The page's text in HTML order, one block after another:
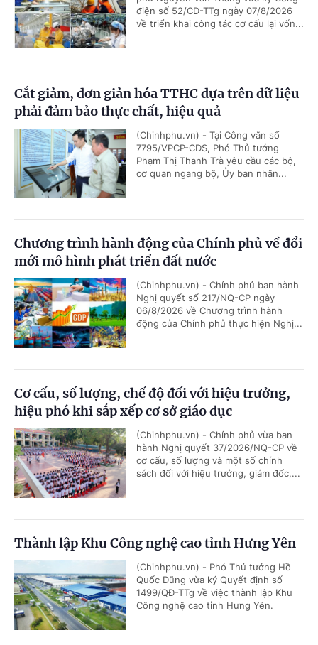
điện số 52/CĐ-TTg ngày 07/8/2026
về triển khai công tác cơ cấu lại vốn...
Cắt giảm, đơn giản hóa TTHC dựa trên dữ liệu
phải đảm bảo thực chất, hiệu quả
(Chinhphu.vn) - Tại Công văn số
7795/VPCP-CĐS, Phó Thủ tướng
Phạm Thị Thanh Trà yêu cầu các bộ,
cơ quan ngang bộ, Ủy ban nhân...
Chương trình hành động của Chính phủ về đổi
mới mô hình phát triển đất nước
(Chinhphu.vn) - Chính phủ ban hành
Nghị quyết số 217/NQ-CP ngày
06/8/2026 về Chương trình hành
động của Chính phủ thực hiện Nghị...
Cơ cấu, số lượng, chế độ đối với hiệu trưởng,
hiệu phó khi sắp xếp cơ sở giáo dục
(Chinhphu.vn) - Chính phủ vừa ban
hành Nghị quyết 37/2026/NQ-CP về
cơ cấu, số lượng và một số chính
sách đối với hiệu trưởng, giám đốc,...
Thành lập Khu Công nghệ cao tỉnh Hưng Yên
(Chinhphu.vn) - Phó Thủ tướng Hồ
Quốc Dũng vừa ký Quyết định số
1499/QĐ-TTg về việc thành lập Khu
Công nghệ cao tỉnh Hưng Yên.